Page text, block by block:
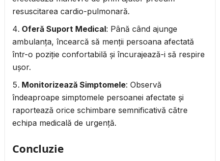
resuscitarea cardio-pulmonară.
Oferă Suport Medical: Până când ajunge
ambulanța, încearcă să menții persoana afectată
într-o poziție confortabilă și încurajează-i să respire
ușor.
Monitorizează Simptomele: Observă
îndeaproape simptomele persoanei afectate și
raportează orice schimbare semnificativă către
echipa medicală de urgență.
Concluzie